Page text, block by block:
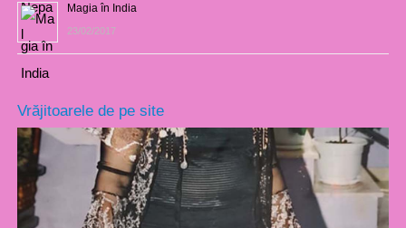
Magia în India
23/02/2017
Vrăjitoarele de pe site